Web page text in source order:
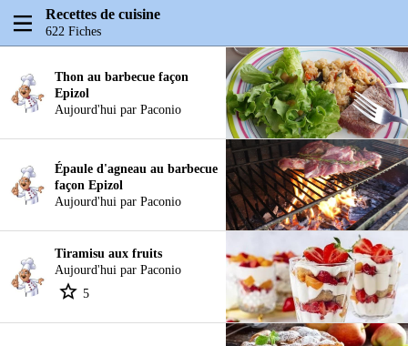
Recettes de cuisine
622 Fiches
Thon au barbecue façon
Epizol
Aujourd'hui par Paconio
Épaule d'agneau au barbecue
façon Epizol
Aujourd'hui par Paconio
Tiramisu aux fruits
Aujourd'hui par Paconio
5